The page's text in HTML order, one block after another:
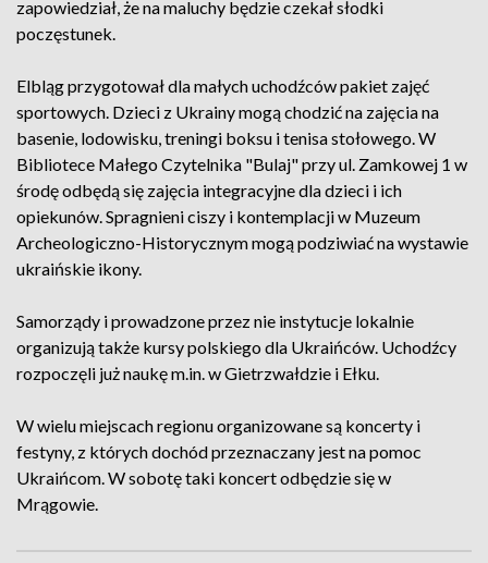
zapowiedział, że na maluchy będzie czekał słodki
poczęstunek.
Elbląg przygotował dla małych uchodźców pakiet zajęć
sportowych. Dzieci z Ukrainy mogą chodzić na zajęcia na
basenie, lodowisku, treningi boksu i tenisa stołowego. W
Bibliotece Małego Czytelnika "Bulaj" przy ul. Zamkowej 1 w
środę odbędą się zajęcia integracyjne dla dzieci i ich
opiekunów. Spragnieni ciszy i kontemplacji w Muzeum
Archeologiczno-Historycznym mogą podziwiać na wystawie
ukraińskie ikony.
Samorządy i prowadzone przez nie instytucje lokalnie
organizują także kursy polskiego dla Ukraińców. Uchodźcy
rozpoczęli już naukę m.in. w Gietrzwałdzie i Ełku.
W wielu miejscach regionu organizowane są koncerty i
festyny, z których dochód przeznaczany jest na pomoc
Ukraińcom. W sobotę taki koncert odbędzie się w
Mrągowie.